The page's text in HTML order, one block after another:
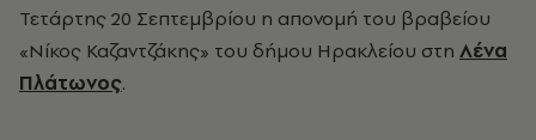
Τετάρτης 20 Σεπτεμβρίου η απονομή του βραβείου
«Νίκος Καζαντζάκης» του δήμου Ηρακλείου στη Λένα
Πλάτωνος.